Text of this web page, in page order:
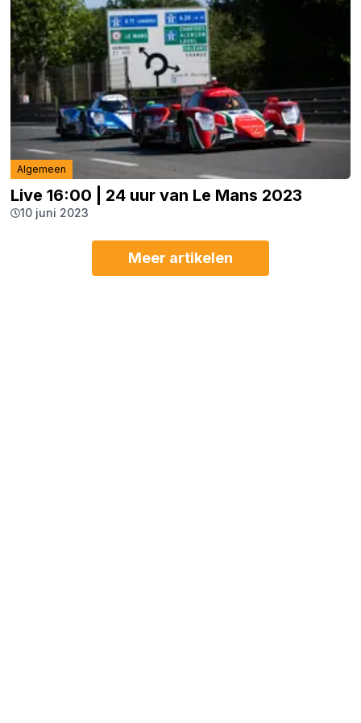
Algemeen
Live 16:00 | 24 uur van Le Mans 2023
10 juni 2023
Meer artikelen